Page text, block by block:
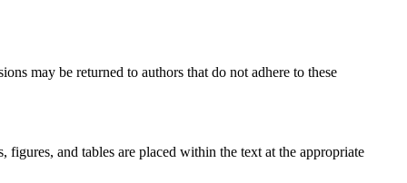
may be returned to authors that do not adhere to these
and tables are placed within the text at the appropriate